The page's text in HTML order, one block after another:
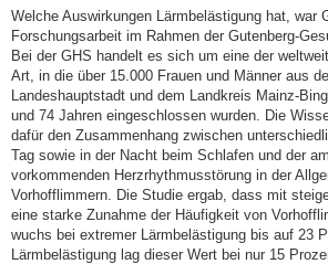
Welche Auswirkungen Lärmbelästigung hat, war
Forschungsarbeit im Rahmen der Gutenberg-
Bei der GHS handelt es sich um eine der
Art, in die über 15.000 Frauen und Männer aus
Landeshauptstadt und dem Landkreis Mainz-
und 74 Jahren eingeschlossen wurden. Die
dafür den Zusammenhang zwischen
Tag sowie in der Nacht beim Schlafen und der
vorkommenden Herzrhythmusstörung in der
Vorhofflimmern. Die Studie ergab, dass mit
eine starke Zunahme der Häufigkeit von
wuchs bei extremer Lärmbelästigung bis auf 23
Lärmbelästigung lag dieser Wert bei nur 15